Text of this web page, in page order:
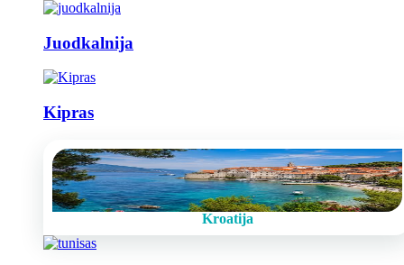
Juodkalnija
Kipras
Kroatija